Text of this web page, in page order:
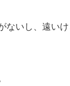
ないし、遠い